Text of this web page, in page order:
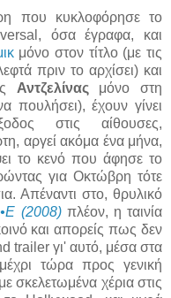
που κυκλοφόρησε το
όσα έγραφα, και
μόνο στον τίτλο (με τις
πριν το αρχίσει) και
Αντζελίνας μόνο στη
πουλήσει), έχουν γίνει
στις αίθουσες,
αργεί ακόμα ένα μήνα,
το κενό που άφησε το
για Οκτώβρη τότε
Απέναντι στο, θρυλικό
(2008)πλέον, η ταινία
και απορείς πως δεν
trailer γι' αυτό, μέσα στα
τώρα προς γενική
σκελετωμένα χέρια στις